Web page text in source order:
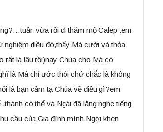
vừa rồi đi thăm mộ Calep ,em
nghiệm điều đó,thấy Má cười và thỏa
rất là lâu rồi)nay Chúa cho Má có
là Má chỉ ước thôi chứ chắc là không
là bạn cảm tạ Chúa về điều gì?em
có thể và Ngài đã lắng nghe tiếng
cầu của Gia đình mình.Ngợi khen